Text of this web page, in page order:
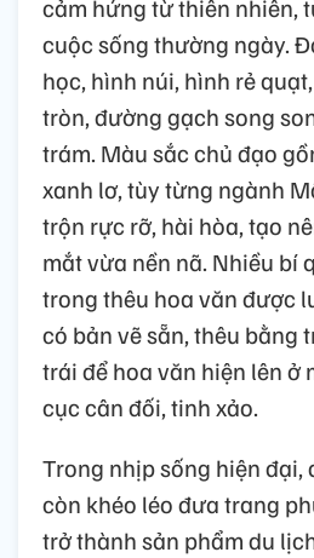
cảm hứng từ thiên nhiên,
cuộc sống thường ngày.
học, hình núi, hình rẻ
tròn, đường gạch song
trám. Màu sắc chủ đạo
xanh lơ, tùy từng ngành
trộn rực rỡ, hài hòa, tạo
mắt vừa nền nã. Nhiều bí
trong thêu hoa văn được
có bản vẽ sẵn, thêu bằng
trái để hoa văn hiện lên ở
cục cân đối, tinh xảo.
Trong nhịp sống hiện đại,
còn khéo léo đưa trang
trở thành sản phẩm du